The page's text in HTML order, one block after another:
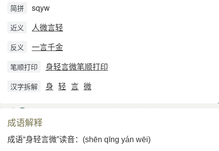
简拼 sqyw
近义 人微言轻
反义 一言千金
笔顺打印 身轻言微笔顺打印
汉字拆解 身 轻 言 微
成语解释
成语“身轻言微”读音：(shēn qīng yán wēi)